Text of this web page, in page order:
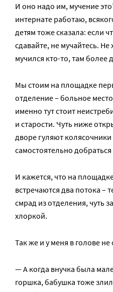
И оно надо им, мучение
интернате работаю,
детям тоже сказала: если
сдавайте, не мучайтесь. Не
мучился кто-то, там более
Мы стоим на площадке
отделение – больное
именно тут стоит
и старости. Чуть ниже
дворе гуляют
самостоятельно
И кажется, что на
встречаются два потока –
смрад из отделения, чуть
хлоркой.
Так же и у меня в голове не
— А когда внучка была
горшка, бабушка тоже